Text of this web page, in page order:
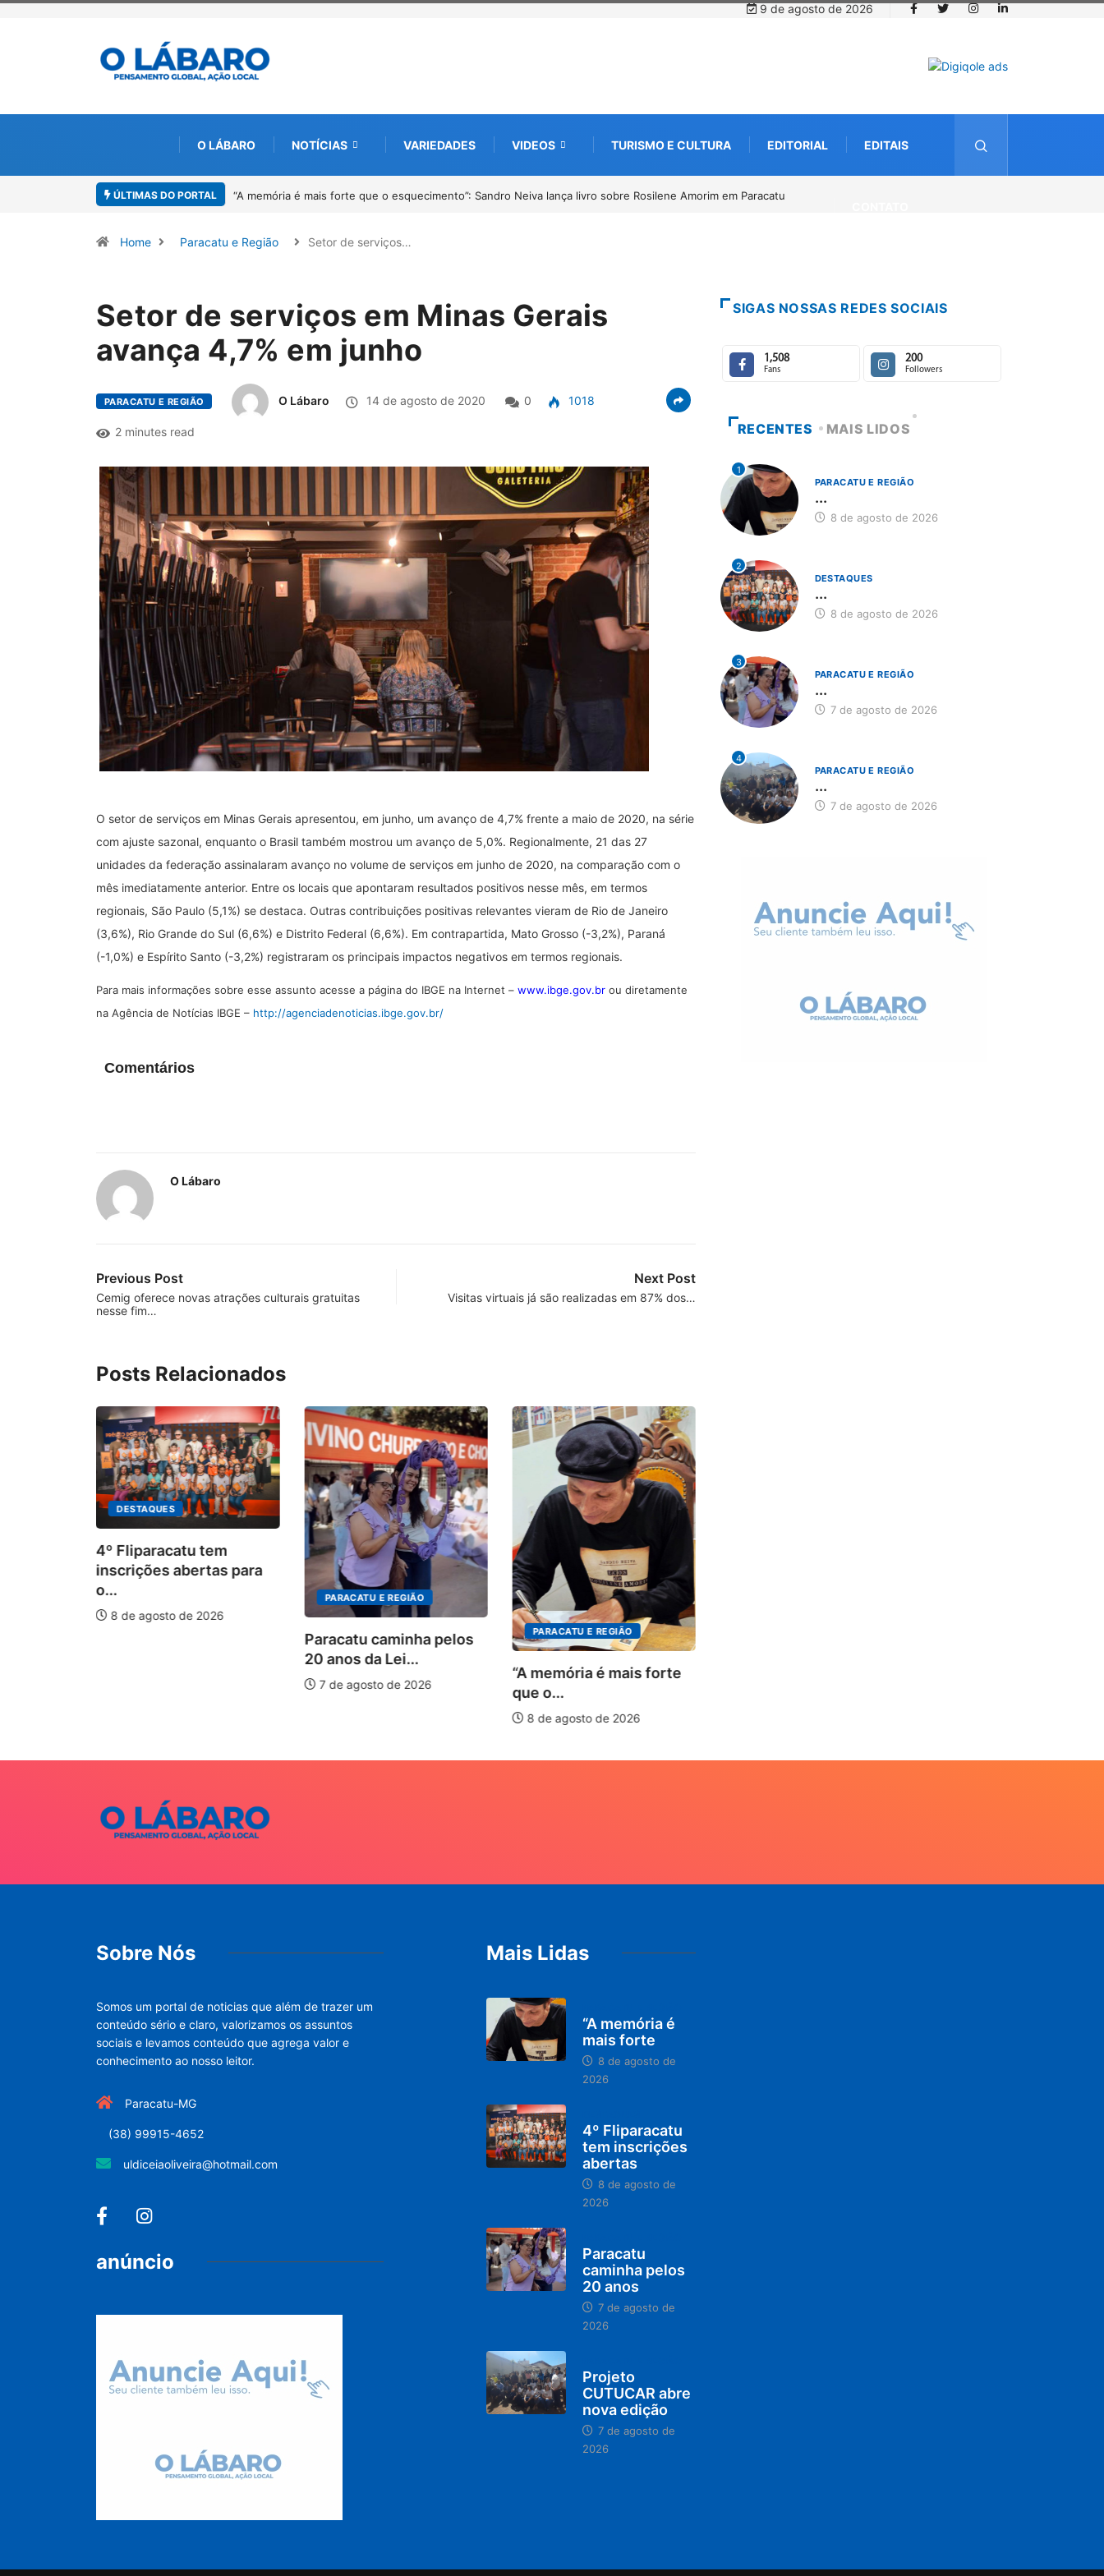
9 de agosto de 2026
O LÁBARO NOTÍCIAS VARIEDADES VIDEOS TURISMO E CULTURA EDITORIAL EDITAIS
ÚLTIMAS DO PORTAL
Neiva lança livro sobre Rosilene Amorim em Paracatu4º Fliparacatu tem inscrições abertas para o Prêmio de Redação e Desenho até o dia 14 de agosto
Home Paracatu e Região Setor de serviços…
Setor de serviços em Minas Gerais
avança 4,7% em junho
PARACATU E REGIÃO O Lábaro 14 de agosto de 2020 0 1018
2 minutes read
O setor de serviços em Minas Gerais apresentou, em junho, um avanço de 4,7% frente a maio de 2020, na série
com ajuste sazonal, enquanto o Brasil também mostrou um avanço de 5,0%. Regionalmente, 21 das 27
unidades da federação assinalaram avanço no volume de serviços em junho de 2020, na comparação com o
mês imediatamente anterior. Entre os locais que apontaram resultados positivos nesse mês, em termos
regionais, São Paulo (5,1%) se destaca. Outras contribuições positivas relevantes vieram de Rio de Janeiro
(3,6%), Rio Grande do Sul (6,6%) e Distrito Federal (6,6%). Em contrapartida, Mato Grosso (-3,2%), Paraná
(-1,0%) e Espírito Santo (-3,2%) registraram os principais impactos negativos em termos regionais.
Para mais informações sobre esse assunto acesse a página do IBGE na Internet – www.ibge.gov.br ou diretamente
na Agência de Notícias IBGE – http://agenciadenoticias.ibge.gov.br/
Comentários
O Lábaro
Previous Post
Cemig oferece novas atrações culturais gratuitas
nesse fim…
Next Post
Visitas virtuais já são realizadas em 87% dos…
Posts Relacionados
DESTAQUES
4º Fliparacatu tem
inscrições abertas para
o...
8 de agosto de 2026
PARACATU E REGIÃO
Paracatu caminha pelos
20 anos da Lei...
7 de agosto de 2026
PARACATU E REGIÃO
“A memória é mais forte
que o...
8 de agosto de 2026
SIGAS NOSSAS REDES SOCIAIS
1,508
Fans
200
Followers
RECENTES MAIS LIDOS
1
PARACATU E REGIÃO
...
8 de agosto de 2026
2
DESTAQUES
...
8 de agosto de 2026
3
PARACATU E REGIÃO
...
7 de agosto de 2026
4
PARACATU E REGIÃO
...
7 de agosto de 2026
Sobre Nós
Somos um portal de noticias que além de trazer um
conteúdo sério e claro, valorizamos os assuntos
sociais e levamos conteúdo que agrega valor e
conhecimento ao nosso leitor.
Paracatu-MG
(38) 99915-4652
uldiceiaoliveira@hotmail.com
anúncio
Mais Lidas
“A memória é
mais forte
8 de agosto de
2026
4º Fliparacatu
tem inscrições
abertas
8 de agosto de
2026
Paracatu
caminha pelos
20 anos
7 de agosto de
2026
Projeto
CUTUCAR abre
nova edição
7 de agosto de
2026